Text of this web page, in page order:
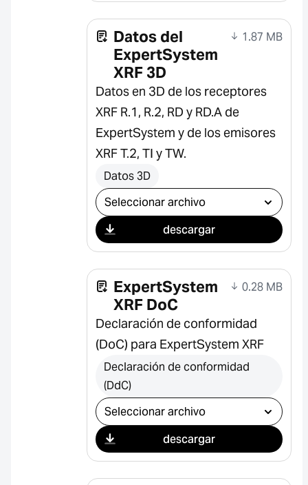
Datos del
ExpertSystem
XRF 3D
1.87 MB
Datos en 3D de los receptores
XRF R.1, R.2, RD y RD.A de
ExpertSystem y de los emisores
XRF T.2, TI y TW.
Datos 3D
Seleccionar descarga
descargar
ExpertSystem
XRF DoC
0.28 MB
Declaración de conformidad
(DoC) para ExpertSystem XRF
Declaración de conformidad
(DdC)
Seleccionar descarga
descargar